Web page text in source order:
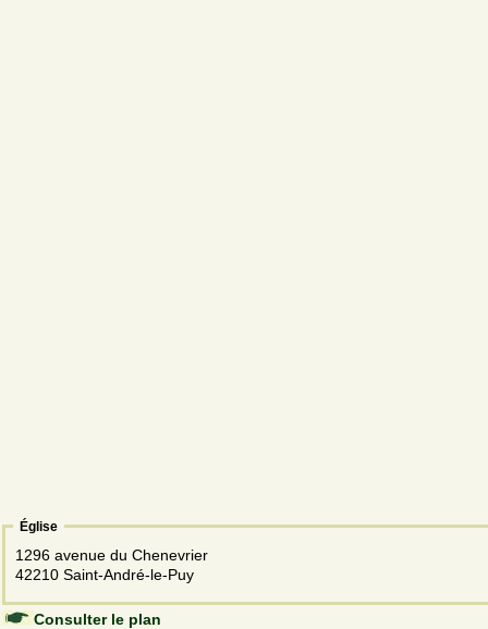
Église
1296 avenue du Chenevrier
42210 Saint-André-le-Puy
Consulter le plan